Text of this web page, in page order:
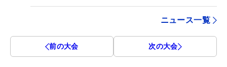
ニュース一覧
前の大会 次の大会